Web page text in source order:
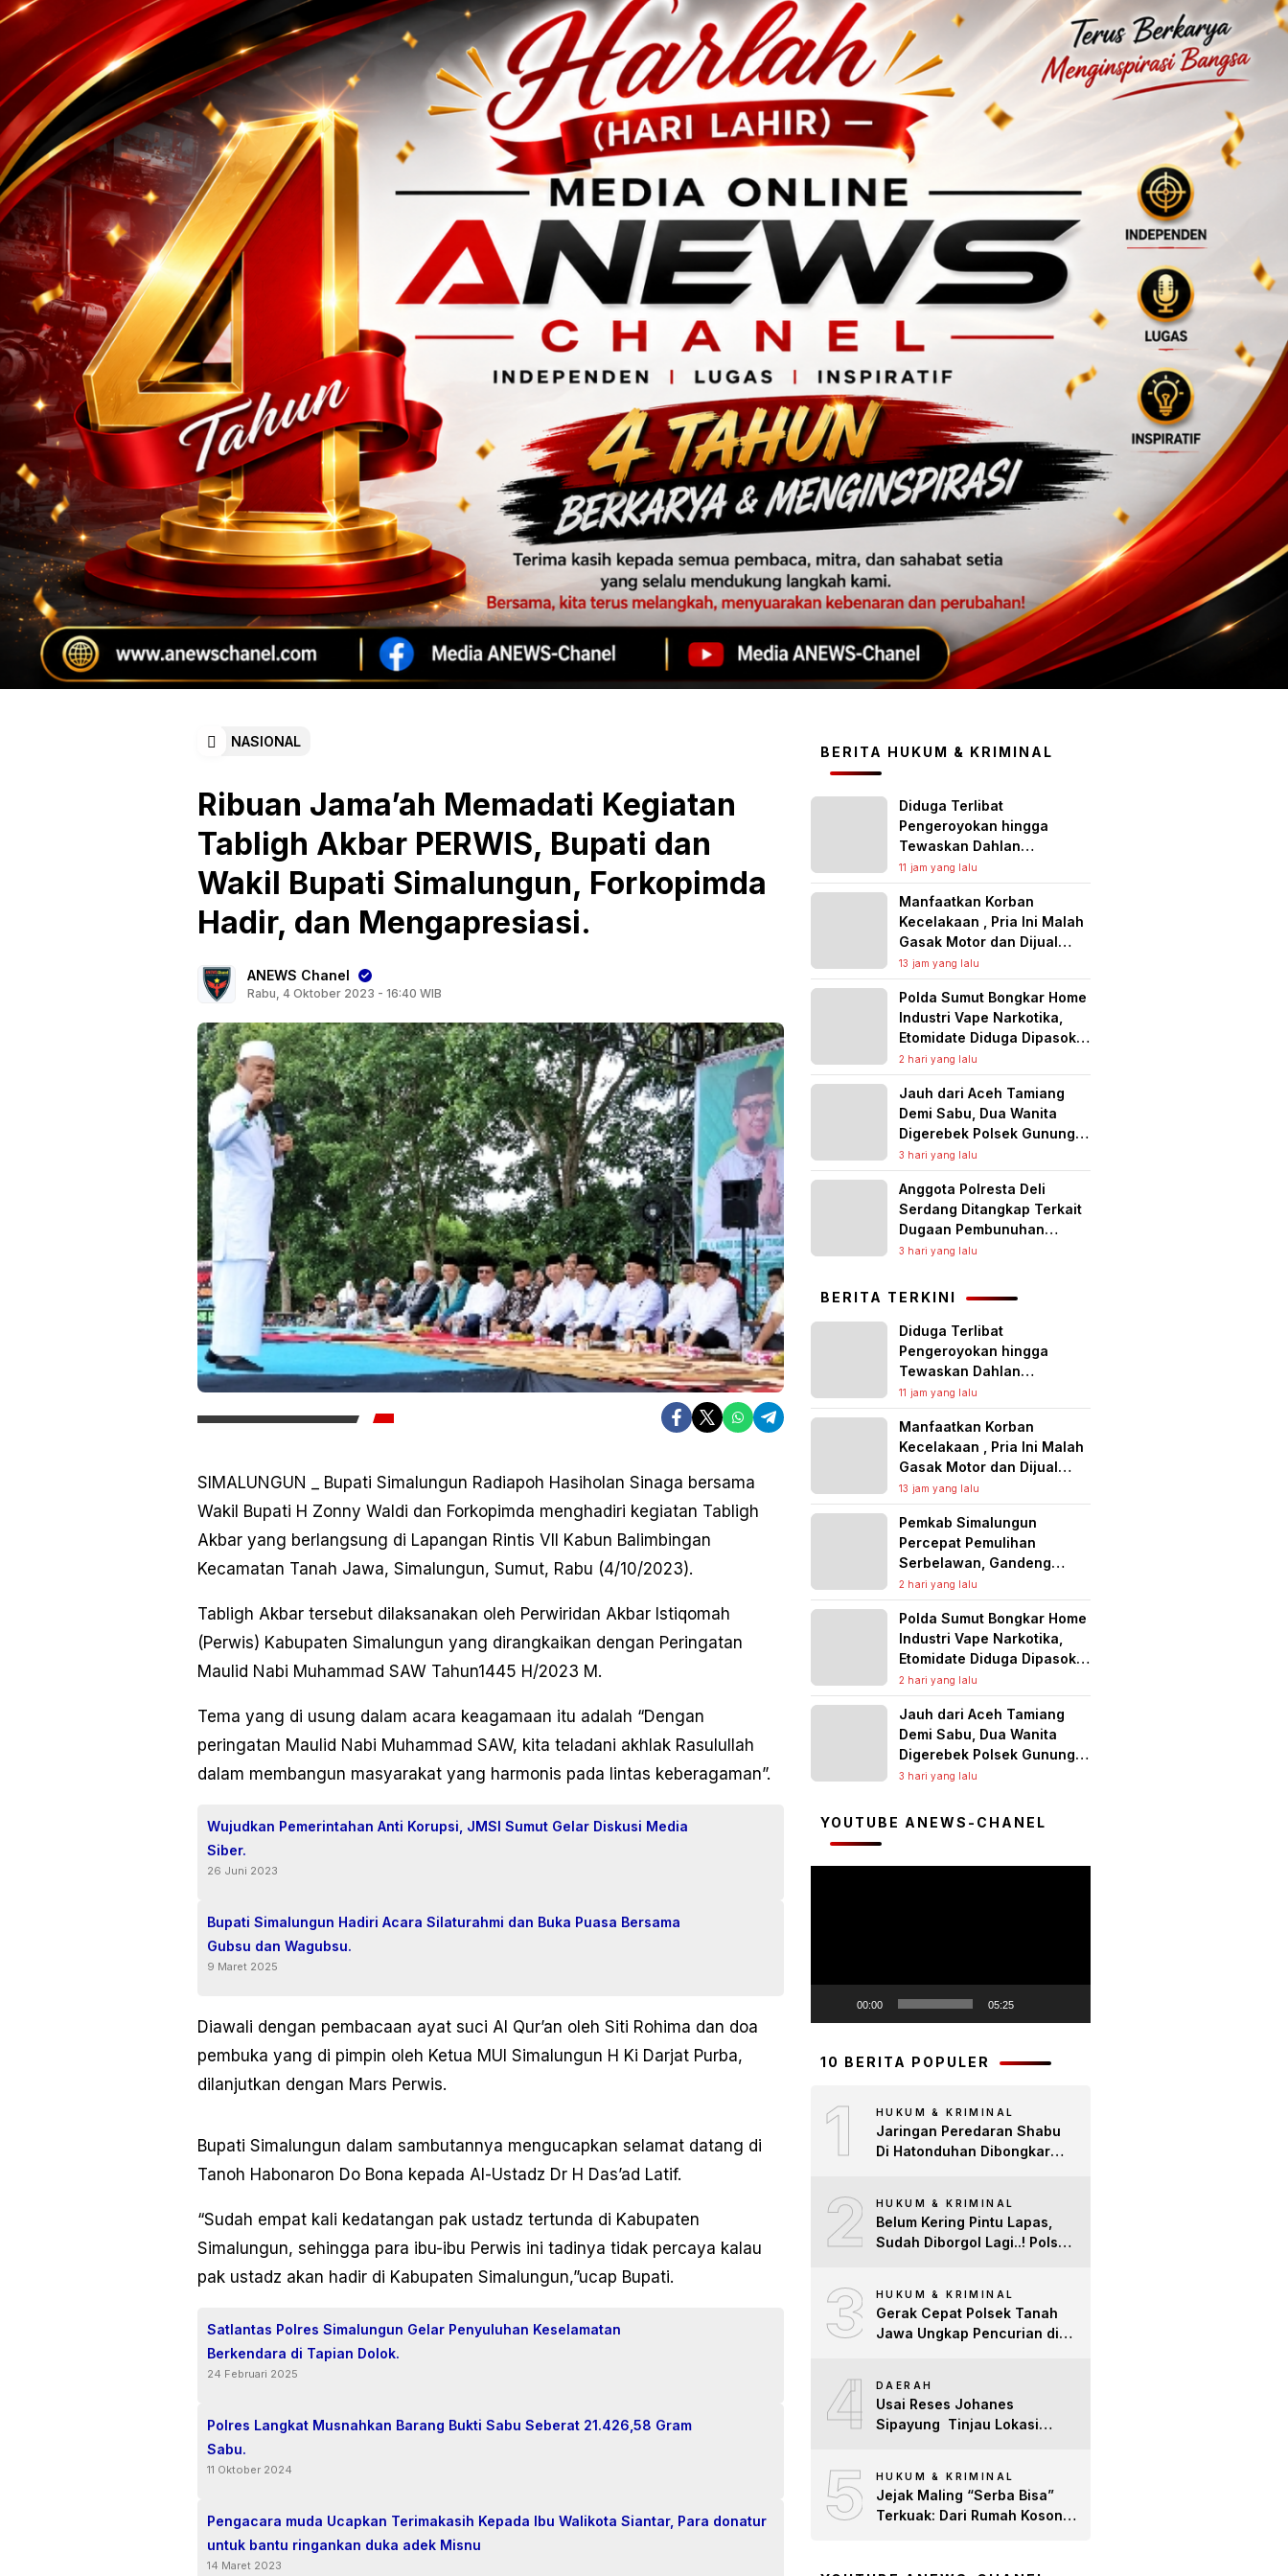
NASIONAL
Ribuan Jama’ah Memadati Kegiatan
Tabligh Akbar PERWIS, Bupati dan
Wakil Bupati Simalungun, Forkopimda
Hadir, dan Mengapresiasi.
ANEWS Chanel
Rabu, 4 Oktober 2023 - 16:40 WIB
SIMALUNGUN _ Bupati Simalungun Radiapoh Hasiholan Sinaga bersama
Wakil Bupati H Zonny Waldi dan Forkopimda menghadiri kegiatan Tabligh
Akbar yang berlangsung di Lapangan Rintis VII Kabun Balimbingan
Kecamatan Tanah Jawa, Simalungun, Sumut, Rabu (4/10/2023).
Tabligh Akbar tersebut dilaksanakan oleh Perwiridan Akbar Istiqomah
(Perwis) Kabupaten Simalungun yang dirangkaikan dengan Peringatan
Maulid Nabi Muhammad SAW Tahun1445 H/2023 M.
Tema yang di usung dalam acara keagamaan itu adalah “Dengan
peringatan Maulid Nabi Muhammad SAW, kita teladani akhlak Rasulullah
dalam membangun masyarakat yang harmonis pada lintas keberagaman”.
Wujudkan Pemerintahan Anti Korupsi, JMSI Sumut Gelar Diskusi Media
Siber.
26 Juni 2023
Bupati Simalungun Hadiri Acara Silaturahmi dan Buka Puasa Bersama
Gubsu dan Wagubsu.
9 Maret 2025
Diawali dengan pembacaan ayat suci Al Qur’an oleh Siti Rohima dan doa
pembuka yang di pimpin oleh Ketua MUI Simalungun H Ki Darjat Purba,
dilanjutkan dengan Mars Perwis.
Bupati Simalungun dalam sambutannya mengucapkan selamat datang di
Tanoh Habonaron Do Bona kepada Al-Ustadz Dr H Das’ad Latif.
“Sudah empat kali kedatangan pak ustadz tertunda di Kabupaten
Simalungun, sehingga para ibu-ibu Perwis ini tadinya tidak percaya kalau
pak ustadz akan hadir di Kabupaten Simalungun,”ucap Bupati.
Satlantas Polres Simalungun Gelar Penyuluhan Keselamatan
Berkendara di Tapian Dolok.
24 Februari 2025
Polres Langkat Musnahkan Barang Bukti Sabu Seberat 21.426,58 Gram
Sabu.
11 Oktober 2024
Pengacara muda Ucapkan Terimakasih Kepada Ibu Walikota Siantar, Para donatur
untuk bantu ringankan duka adek Misnu
14 Maret 2023
BERITA HUKUM & KRIMINAL
Diduga Terlibat
Pengeroyokan hingga
Tewaskan Dahlan
Panjaitan, Polres Asahan
Ringkus Seorang Pria
11 jam yang lalu
Manfaatkan Korban
Kecelakaan , Pria Ini Malah
Gasak Motor dan Dijual
untuk Narkoba serta Judi
Online
13 jam yang lalu
Polda Sumut Bongkar Home
Industri Vape Narkotika,
Etomidate Diduga Dipasok
dari Kamboja
2 hari yang lalu
Jauh dari Aceh Tamiang
Demi Sabu, Dua Wanita
Digerebek Polsek Gunung
Malela di Tempat Hiburan
Malam, Jaringan Medan
Diburu
3 hari yang lalu
Anggota Polresta Deli
Serdang Ditangkap Terkait
Dugaan Pembunuhan
Lansia, Rekaman CCTV
3 hari yang lalu
BERITA TERKINI
Diduga Terlibat
Pengeroyokan hingga
Tewaskan Dahlan
Panjaitan, Polres Asahan
Ringkus Seorang Pria
11 jam yang lalu
Manfaatkan Korban
Kecelakaan , Pria Ini Malah
Gasak Motor dan Dijual
untuk Narkoba serta Judi
Online
13 jam yang lalu
Pemkab Simalungun
Percepat Pemulihan
Serbelawan, Gandeng
Dunia Usaha Benahi
Fasilitas Umum dan Siapkan
Solusi Cegah Banjir
Berulang
2 hari yang lalu
Polda Sumut Bongkar Home
Industri Vape Narkotika,
Etomidate Diduga Dipasok
dari Kamboja
2 hari yang lalu
Jauh dari Aceh Tamiang
Demi Sabu, Dua Wanita
Digerebek Polsek Gunung
Malela di Tempat Hiburan
Diburu
3 hari yang lalu
YOUTUBE ANEWS-CHANEL
00:00 05:25
10 BERITA POPULER
1 HUKUM & KRIMINAL
Jaringan Peredaran Shabu
Di Hatonduhan Dibongkar
2 HUKUM & KRIMINAL
Belum Kering Pintu Lapas,
Sudah Diborgol Lagi..! Polsek
2026, 5 Gram Sabu Disita
3 HUKUM & KRIMINAL
Gerak Cepat Polsek Tanah
Jawa Ungkap Pencurian di
4 DAERAH
Usai Reses Johanes
Sipayung Tinjau Lokasi
Perbaikan Jalan Ke
Pemakaman dan Pertanian
yang “Memprihatinkan”
5 HUKUM & KRIMINAL
Jejak Maling “Serba Bisa”
Terkuak: Dari Rumah Kosong